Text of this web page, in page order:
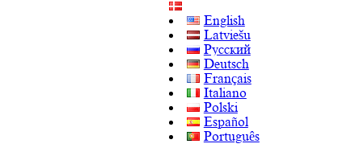
English
Latviešu
Русский
Deutsch
Français
Italiano
Polski
Español
Português